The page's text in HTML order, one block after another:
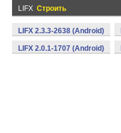
LIFX Строить
LIFX 2.3.3-2638 (Android)
LIFX 2.0.1-1707 (Android)